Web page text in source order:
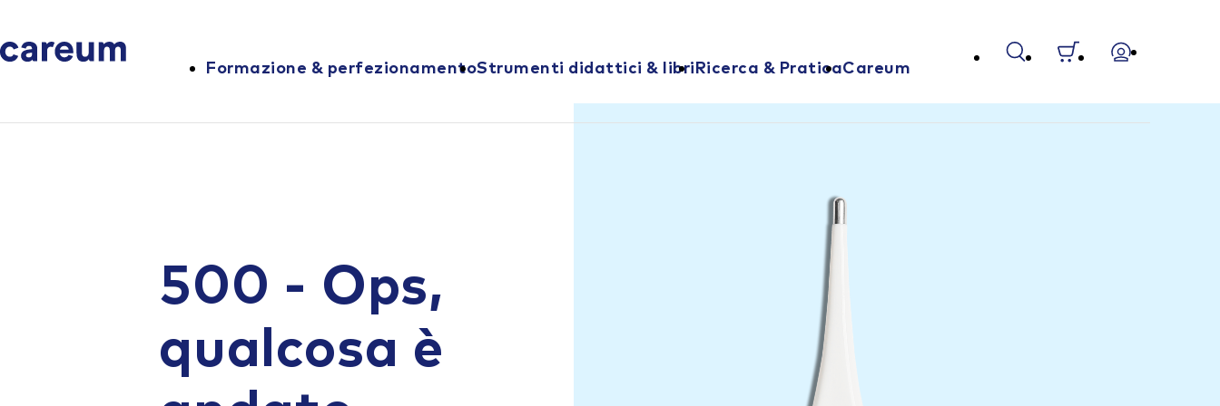
Formazione & perfezionamentoStrumenti didattici & libri Ricerca & PraticaCareum
500 - Ops,
qualcosa è